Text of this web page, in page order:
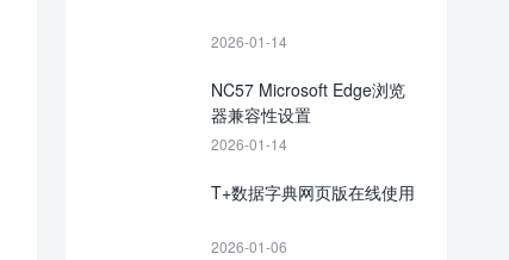
2026-01-14
NC57 Microsoft Edge浏览
器兼容性设置
2026-01-14
T+数据字典网页版在线使用
2026-01-06